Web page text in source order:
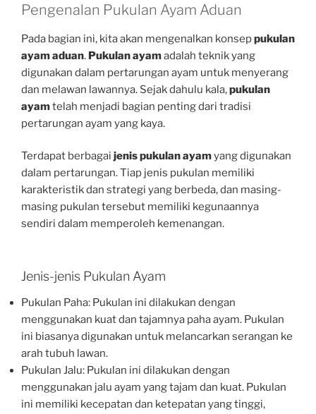
Pengenalan Pukulan Ayam Aduan
Pada bagian ini, kita akan mengenalkan konseppukulan
ayam aduan. Pukulan ayamadalah teknik yang
digunakan dalam pertarungan ayam untuk menyerang
dan melawan lawannya. Sejak dahulu kala,pukulan
ayamtelah menjadi bagian penting dari tradisi
pertarungan ayam yang kaya.
Terdapat berbagai jenis pukulan ayamyang digunakan
dalam pertarungan. Tiap jenis pukulan memiliki
karakteristik dan strategi yang berbeda, dan masing-
masing pukulan tersebut memiliki kegunaannya
sendiri dalam memperoleh kemenangan.
Jenis-jenis Pukulan Ayam
Pukulan Paha: Pukulan ini dilakukan dengan
menggunakan kuat dan tajamnya paha ayam. Pukulan
ini biasanya digunakan untuk melancarkan serangan ke
arah tubuh lawan.
Pukulan Jalu: Pukulan ini dilakukan dengan
menggunakan jalu ayam yang tajam dan kuat. Pukulan
ini memiliki kecepatan dan ketepatan yang tinggi,